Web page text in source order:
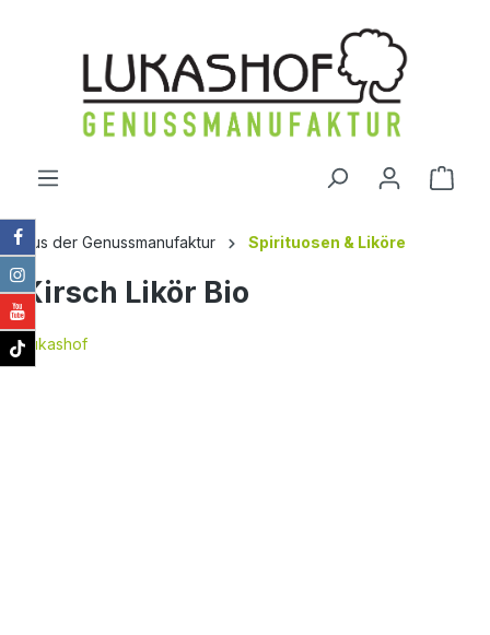
Aus der Genussmanufaktur Spirituosen & Liköre
Kirsch Likör Bio
Lukashof